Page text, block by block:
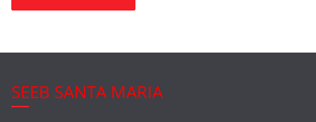
SEEB SANTA MARIA